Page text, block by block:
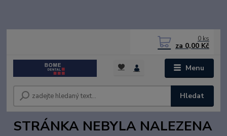
Menu
Hledat
0 ks
za 0,00 Kč
STRÁNKA NEBYLA NALEZENA